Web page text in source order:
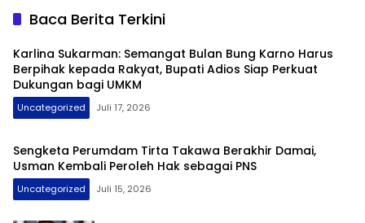
Baca Berita Terkini
Karlina Sukarman: Semangat Bulan Bung Karno Harus
Berpihak kepada Rakyat, Bupati Adios Siap Perkuat
Dukungan bagi UMKM
Uncategorized Juli 17, 2026
Sengketa Perumdam Tirta Takawa Berakhir Damai,
Usman Kembali Peroleh Hak sebagai PNS
Uncategorized Juli 15, 2026